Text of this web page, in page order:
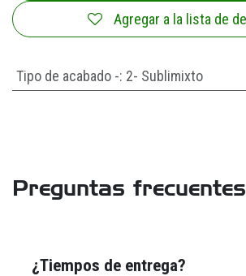
Agregar a la lista de
Tipo de acabado -: 2- Sublimixto
Preguntas frecuentes
¿Tiempos de entrega?